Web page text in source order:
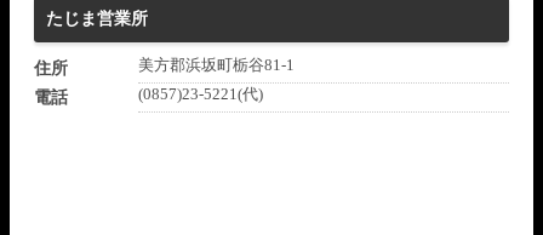
たじま営業所
住所
美方郡浜坂町栃谷81-1
電話
(0857)23-5221(代)